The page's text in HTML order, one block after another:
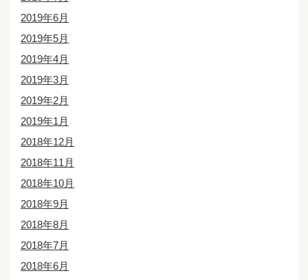
2019年6月
2019年5月
2019年4月
2019年3月
2019年2月
2019年1月
2018年12月
2018年11月
2018年10月
2018年9月
2018年8月
2018年7月
2018年6月